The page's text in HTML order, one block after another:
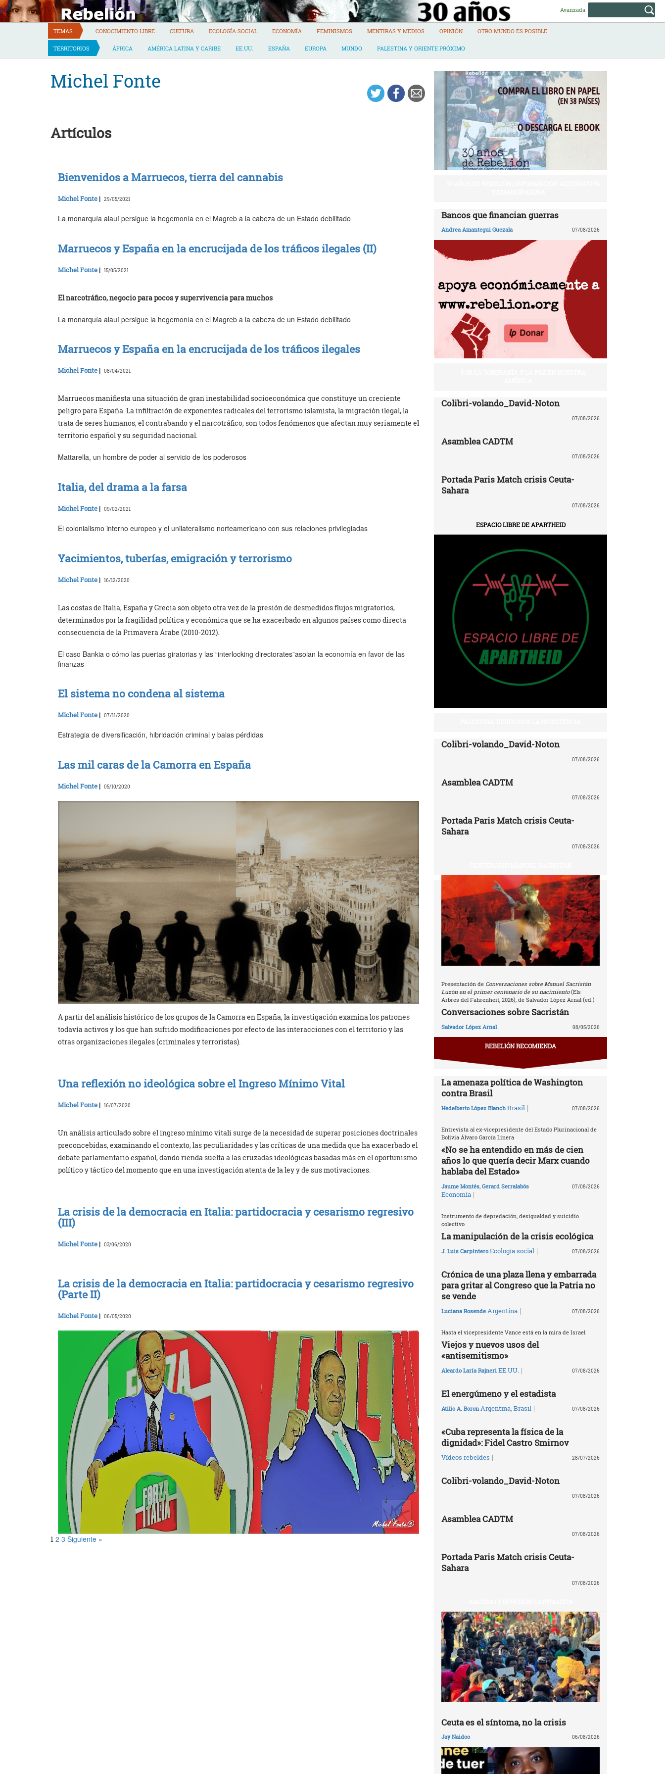
Skip
to
content
Avanzada
TEMAS CONOCIMIENTO LIBRE CULTURA ECOLOGÍA SOCIAL ECONOMÍA FEMINISMOS MENTIRAS Y MEDIOS OPINIÓN OTRO MUNDO ES POSIBLE
TERRITORIOS ÁFRICA AMÉRICA LATINA Y CARIBE EE.UU. ESPAÑA EUROPA MUNDO PALESTINA Y ORIENTE PRÓXIMO
Michel Fonte
Artículos
Bienvenidos a Marruecos, tierra del cannabis
Michel Fonte | 29/05/2021
La monarquía alauí persigue la hegemonía en el Magreb a la cabeza de un Estado debilitado
Marruecos y España en la encrucijada de los tráficos ilegales (II)
Michel Fonte | 15/05/2021
El narcotráfico, negocio para pocos y supervivencia para muchos
La monarquía alauí persigue la hegemonía en el Magreb a la cabeza de un Estado debilitado
Marruecos y España en la encrucijada de los tráficos ilegales
Michel Fonte | 08/04/2021
Marruecos manifiesta una situación de gran inestabilidad socioeconómica que constituye un creciente
peligro para España. La infiltración de exponentes radicales del terrorismo islamista, la migración ilegal, la
trata de seres humanos, el contrabando y el narcotráfico, son todos fenómenos que afectan muy seriamente el
territorio español y su seguridad nacional.
Mattarella, un hombre de poder al servicio de los poderosos
Italia, del drama a la farsa
Michel Fonte | 09/02/2021
El colonialismo interno europeo y el unilateralismo norteamericano con sus relaciones privilegiadas
Yacimientos, tuberías, emigración y terrorismo
Michel Fonte | 16/12/2020
Las costas de Italia, España y Grecia son objeto otra vez de la presión de desmedidos flujos migratorios,
determinados por la fragilidad política y económica que se ha exacerbado en algunos países como directa
consecuencia de la Primavera Árabe (2010-2012).
El caso Bankia o cómo las puertas giratorias y las “interlocking directorates”asolan la economía en favor de las
finanzas
El sistema no condena al sistema
Michel Fonte | 07/11/2020
Estrategia de diversificación, hibridación criminal y balas pérdidas
Las mil caras de la Camorra en España
Michel Fonte | 05/10/2020
A partir del análisis histórico de los grupos de la Camorra en España, la investigación examina los patrones
todavía activos y los que han sufrido modificaciones por efecto de las interacciones con el territorio y las
otras organizaciones ilegales (criminales y terroristas).
Una reflexión no ideológica sobre el Ingreso Mínimo Vital
Michel Fonte | 16/07/2020
Un análisis articulado sobre el ingreso mínimo vitali surge de la necesidad de superar posiciones doctrinales
preconcebidas, examinando el contexto, las peculiaridades y las críticas de una medida que ha exacerbado el
debate parlamentario español, dando rienda suelta a las cruzadas ideológicas basadas más en el oportunismo
político y táctico del momento que en una investigación atenta de la ley y de sus motivaciones.
La crisis de la democracia en Italia: partidocracia y cesarismo regresivo
(III)
Michel Fonte | 03/06/2020
La crisis de la democracia en Italia: partidocracia y cesarismo regresivo
(Parte II)
Michel Fonte | 06/05/2020
1 2 3 Siguiente »
Bancos que financian guerras
Andrea Amantegui Guezala 07/08/2026
Colibri-volando_David-Noton
07/08/2026
Asamblea CADTM
07/08/2026
Portada Paris Match crisis Ceuta-
Sahara
07/08/2026
ESPACIO LIBRE DE APARTHEID
Colibri-volando_David-Noton
07/08/2026
Asamblea CADTM
07/08/2026
Portada Paris Match crisis Ceuta-
Sahara
07/08/2026
Presentación de Conversaciones sobre Manuel Sacristán
Luzón en el primer centenario de su nacimiento(Els
Arbres del Fahrenheit, 2026), de Salvador López Arnal (ed.)
Conversaciones sobre Sacristán
Salvador López Arnal 08/05/2026
REBELIÓN RECOMIENDA
La amenaza política de Washington
contra Brasil
Hedelberto López Blanch Brasil | 07/08/2026
Entrevista al ex-vicepresidente del Estado Plurinacional de
Bolivia Álvaro García Linera
«No se ha entendido en más de cien
años lo que quería decir Marx cuando
hablaba del Estado»
Jaume Montés, Gerard Serralabós
Economía |
07/08/2026
Instrumento de depredación, desigualdad y suicidio
colectivo
La manipulación de la crisis ecológica
J. Luis Carpintero Ecología social | 07/08/2026
Crónica de una plaza llena y embarrada
para gritar al Congreso que la Patria no
se vende
Luciana Rosende Argentina | 07/08/2026
Hasta el vicepresidente Vance está en la mira de Israel
Viejos y nuevos usos del
«antisemitismo»
Aleardo Laría Rajneri EE.UU. | 07/08/2026
El energúmeno y el estadista
Atilio A. Boron Argentina Brasil | 07/08/2026
«Cuba representa la física de la
dignidad»: Fidel Castro Smirnov
Vídeos rebeldes | 28/07/2026
Colibri-volando_David-Noton
07/08/2026
Asamblea CADTM
07/08/2026
Portada Paris Match crisis Ceuta-
Sahara
07/08/2026
Ceuta es el síntoma, no la crisis
Jay Naidoo 06/08/2026